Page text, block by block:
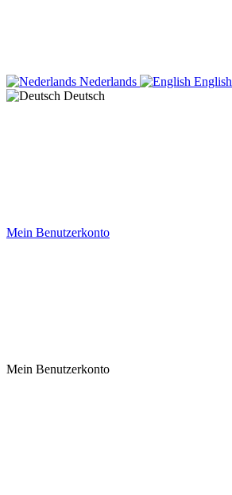
Nederlands English
Deutsch
Mein Benutzerkonto
Mein Benutzerkonto